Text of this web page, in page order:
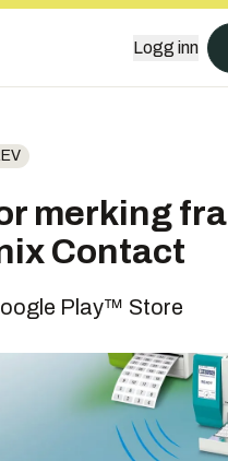
Logg inn
merking fra
Contact
Play™ Store